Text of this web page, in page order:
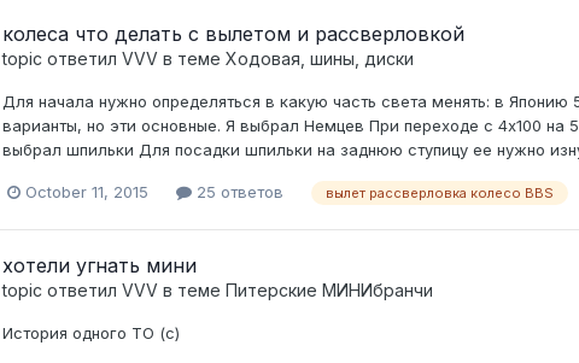
колеса что делать с вылетом и рассверловкой
topic ответил VVVв теме Ходовая, шины, диски
Для начала нужно определяться в какую часть света менять: в Японию
варианты, но эти основные. Я выбрал Немцев При переходе с 4х100 на
выбрал шпильки Для посадки шпильки на заднюю ступицу ее нужно
October 11, 2015 25 ответов вылет рассверловка колесо BBS
хотели угнать мини
topic ответил VVVв теме Питерские МИНИбранчи
История одного ТО (с)